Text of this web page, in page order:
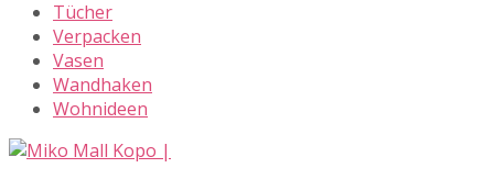
Tücher
Verpacken
Vasen
Wandhaken
Wohnideen
Skip